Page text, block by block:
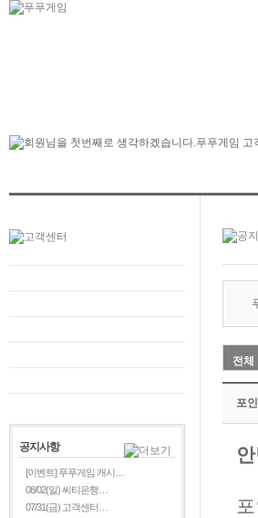
공지사항
[이벤트] 푸푸게임 캐시…
08/02(일) 씨티은행…
07/31(금) 고객센터…
전체
포